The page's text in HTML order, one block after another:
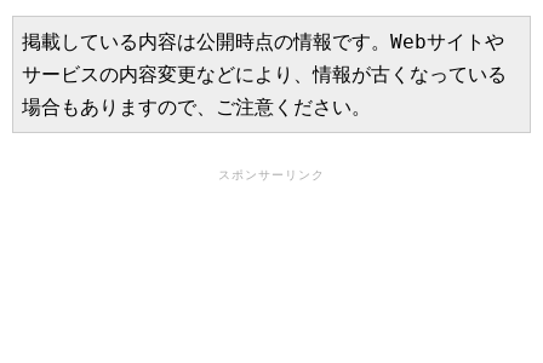
掲載している内容は公開時点の情報です。Webサイトや
サービスの内容変更などにより、情報が古くなっている
場合もありますので、ご注意ください。
スポンサーリンク